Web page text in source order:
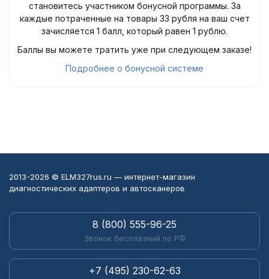
становитесь участником бонусной программы. За
каждые потраченные на товары 33 рубля на ваш счет
зачисляется 1 балл, который равен 1 рублю.
Баллы вы можете тратить уже при следующем заказе!
Подробнее о бонусной системе
2013-2026 © ELM327rus.ru — интернет-магазин
диагностических адаптеров и автосканеров
8 (800) 555-96-25
Звонок бесплатный по РФ
+7 (495) 230-62-63